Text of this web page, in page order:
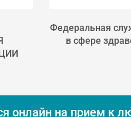
Федеральная
в сфере
онлайн на прием к